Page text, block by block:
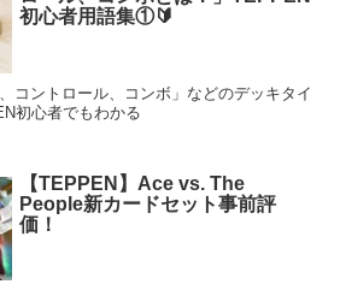
初心者用語集①🔰
コントロール、コンボ」などのデッキタイ
初心者でもわかる
【TEPPEN】Ace vs. The
People新カードセット事前評
価！